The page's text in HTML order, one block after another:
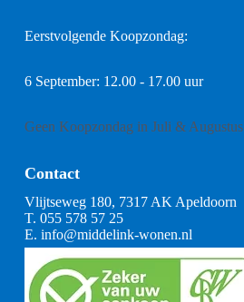
Eerstvolgende Koopzondag:
6 September: 12.00 - 17.00 uur
Geen Koopzondag in Juli & Augustus
Contact
Vlijtseweg 180, 7317 AK Apeldoorn
T. 055 578 57 25
E. info@middelink-wonen.nl